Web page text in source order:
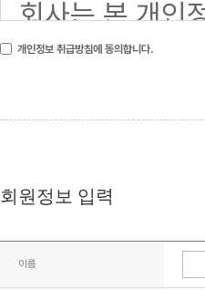
개인정보 취급방침에 동의합니다.
회원정보 입력
이름